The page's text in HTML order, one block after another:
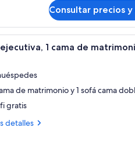
Consultar precios
un sofá, una mesita, un escritorio y
Habitación
1 cama de
de matrimonio y 1 sofá cama
gratis
detalles